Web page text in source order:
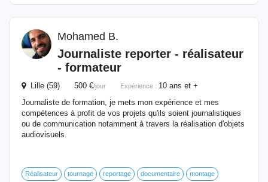
Mohamed B.
Journaliste reporter - réalisateur
- formateur
Lille (59) 500 €/jour Expérience : 10 ans et +
Journaliste de formation, je mets mon expérience et mes
compétences à profit de vos projets qu'ils soient journalistiques
ou de communication notamment à travers la réalisation d'objets
audiovisuels.
Réalisateur tournage reportage documentaire montage